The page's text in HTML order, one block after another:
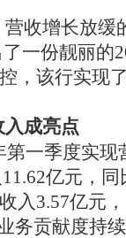
收增长放缓
了一份靓丽
，该行实现
成亮点
一季度实现
亿元，
入3.57亿元
务贡献度持